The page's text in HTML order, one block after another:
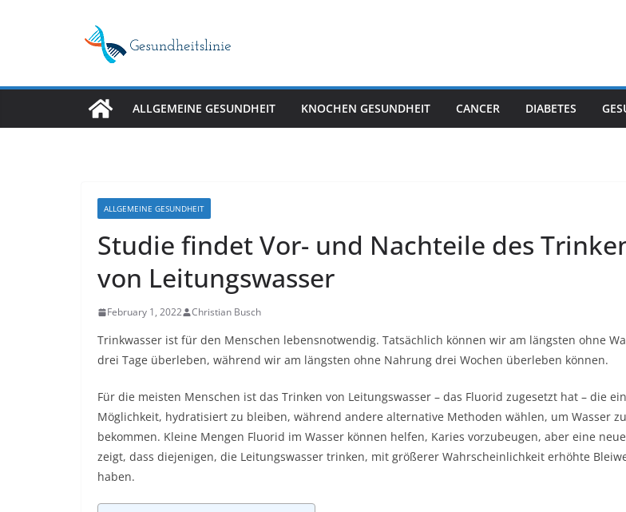
ALLGEMEINE GESUNDHEIT KNOCHEN GESUNDHEIT CANCER DIABETES
ALLGEMEINE GESUNDHEIT
Studie findet Vor- und Nachteile des
von Leitungswasser
February 1, 2022 Christian Busch
Trinkwasser ist für den Menschen lebensnotwendig. Tatsächlich können wir am längsten ohne
drei Tage überleben, während wir am längsten ohne Nahrung drei Wochen überleben können.
Für die meisten Menschen ist das Trinken von Leitungswasser – das Fluorid zugesetzt hat – die
Möglichkeit, hydratisiert zu bleiben, während andere alternative Methoden wählen, um Wasser zu
bekommen. Kleine Mengen Fluorid im Wasser können helfen, Karies vorzubeugen, aber eine
zeigt, dass diejenigen, die Leitungswasser trinken, mit größerer Wahrscheinlichkeit erhöhte
haben.